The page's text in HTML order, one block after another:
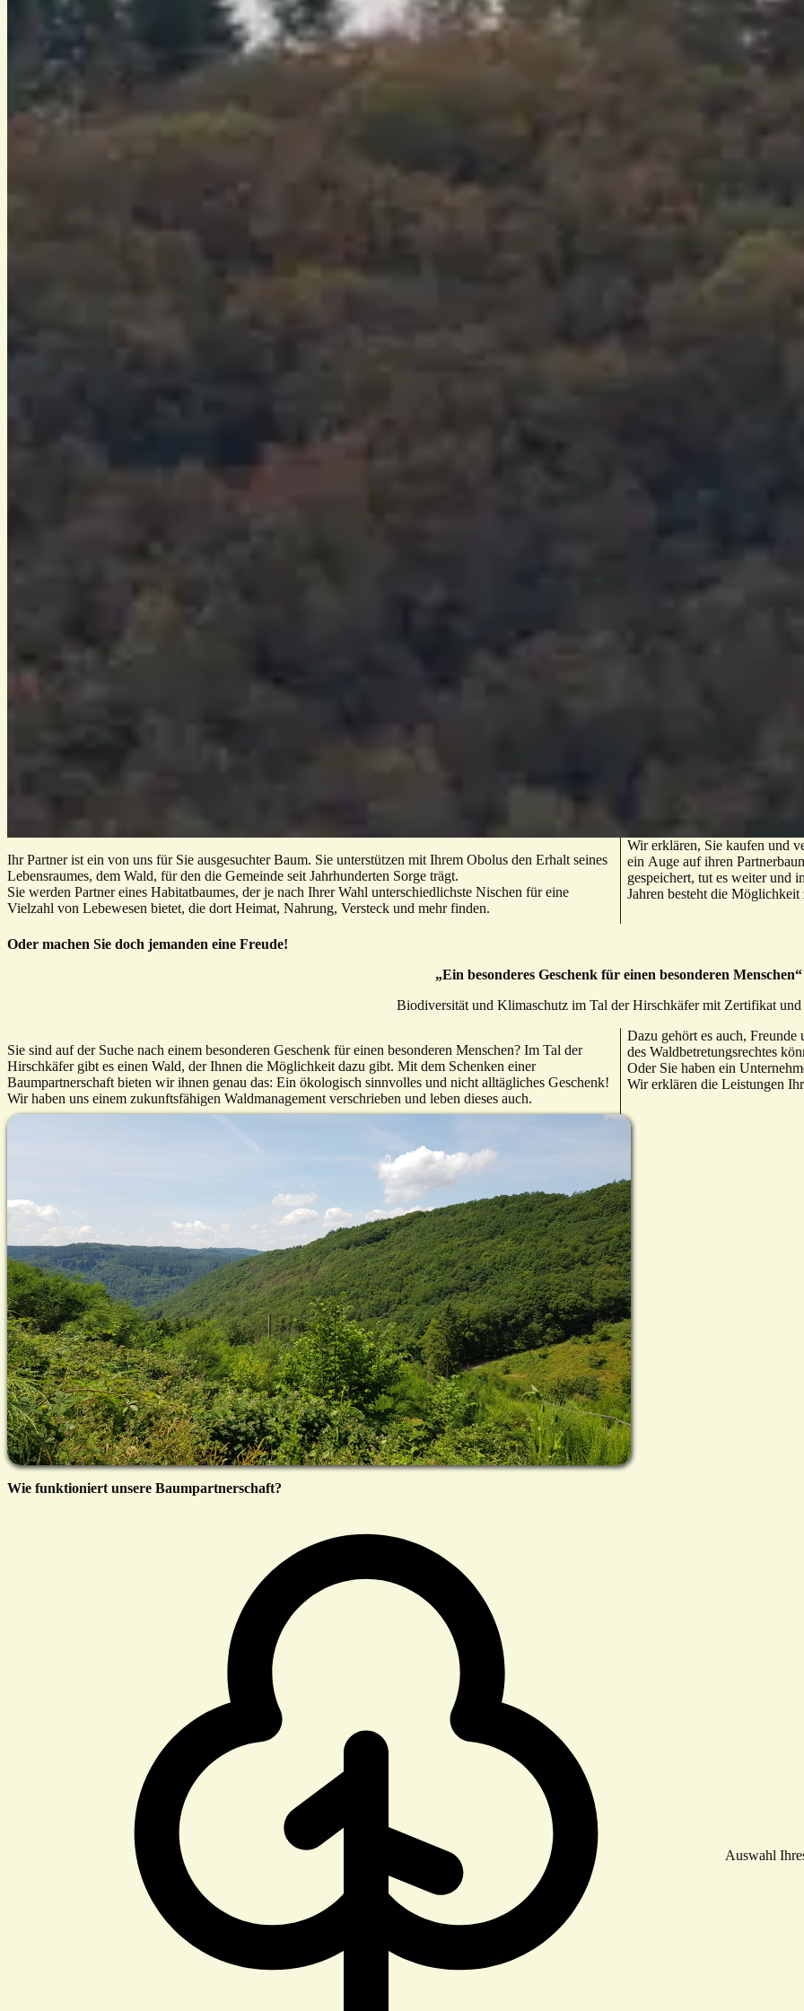
Ihr Partner ist ein von uns für Sie ausgesuchter Baum. Sie unterstützen mit Ihrem Obolus den Erhalt seines
Lebensraumes, dem Wald, für den die Gemeinde seit Jahrhunderten Sorge trägt.
Sie werden Partner eines Habitatbaumes, der je nach Ihrer Wahl unterschiedlichste Nischen für eine
Vielzahl von Lebewesen bietet, die dort Heimat, Nahrung, Versteck und mehr finden.
Wir erklären, Sie kaufen und
ein Auge auf ihren
gespeichert, tut es weiter und
Jahren besteht die
Oder machen Sie doch jemanden eine Freude!
„Ein besonderes Geschenk für einen besonderen
Biodiversität und Klimaschutz im Tal der Hirschkäfer mit Zertifikat und
Sie sind auf der Suche nach einem besonderen Geschenk für einen besonderen Menschen? Im Tal der
Hirschkäfer gibt es einen Wald, der Ihnen die Möglichkeit dazu gibt. Mit dem Schenken einer
Baumpartnerschaft bieten wir ihnen genau das: Ein ökologisch sinnvolles und nicht alltägliches Geschenk!
Wir haben uns einem zukunftsfähigen Waldmanagement verschrieben und leben dieses auch.
Dazu gehört es auch,
des Waldbetretungsrechtes
Oder Sie haben ein
Wir erklären die Leistungen
Wie funktioniert unsere Baumpartnerschaft?
Auswahl